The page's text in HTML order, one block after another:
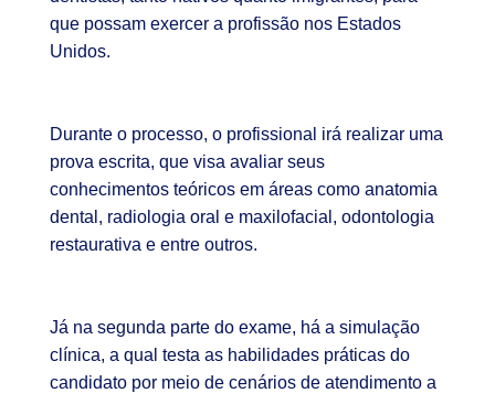
que possam exercer a profissão nos Estados
Unidos.
Durante o processo, o profissional irá realizar uma
prova escrita, que visa avaliar seus
conhecimentos teóricos em áreas como anatomia
dental, radiologia oral e maxilofacial, odontologia
restaurativa e entre outros.
Já na segunda parte do exame, há a simulação
clínica, a qual testa as habilidades práticas do
candidato por meio de cenários de atendimento a